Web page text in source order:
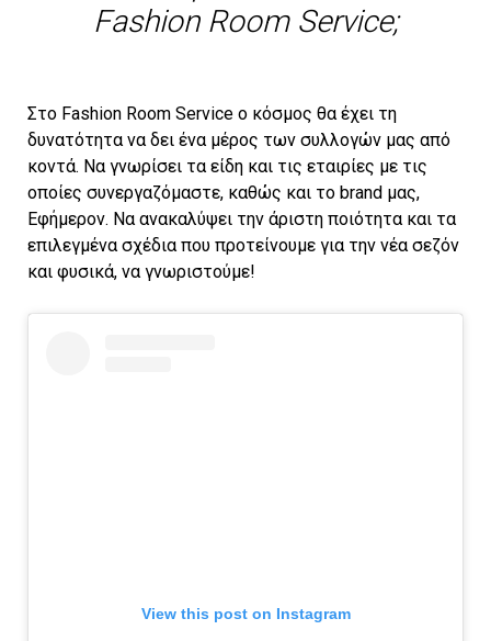
Fashion Room Service;
Στο Fashion Room Service o κόσμος θα έχει τη
δυνατότητα να δει ένα μέρος των συλλογών μας από
κοντά. Να γνωρίσει τα είδη και τις εταιρίες με τις
οποίες συνεργαζόμαστε, καθώς και το brand μας,
Εφήμερον. Να ανακαλύψει την άριστη ποιότητα και τα
επιλεγμένα σχέδια που προτείνουμε για την νέα σεζόν
και φυσικά, να γνωριστούμε!
View this post on Instagram